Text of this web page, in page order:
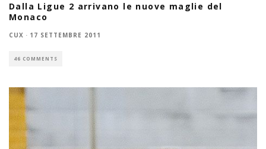
Dalla Ligue 2 arrivano le nuove maglie del
Monaco
CUX · 17 SETTEMBRE 2011
46 COMMENTS